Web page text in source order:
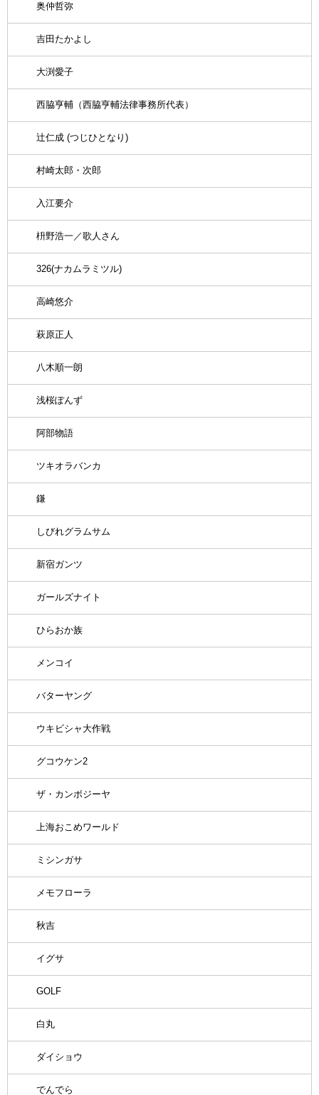
奥仲哲弥
吉田たかよし
大渕愛子
西脇亨輔（西脇亨輔法律事務所代表）
辻仁成 (つじひとなり)
村崎太郎・次郎
入江要介
枡野浩一／歌人さん
326(ナカムラミツル)
高崎悠介
萩原正人
八木順一朗
浅桜ぽんず
阿部物語
ツキオラバンカ
鎌
しびれグラムサム
新宿ガンツ
ガールズナイト
ひらおか族
メンコイ
バターヤング
ウキビシャ大作戦
グコウケン2
ザ・カンボジーヤ
上海おこめワールド
ミシンガサ
メモフローラ
秋吉
イグサ
GOLF
白丸
ダイショウ
でんでら